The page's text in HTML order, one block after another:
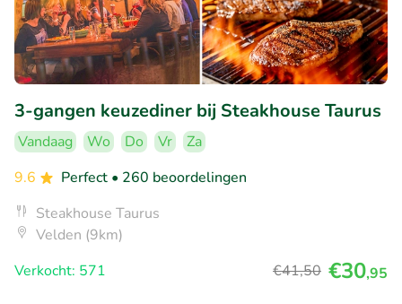
3-gangen keuzediner bij Steakhouse Taurus
Vandaag Wo Do Vr
Za
9.6
Perfect • 260 beoordelingen
Steakhouse Taurus
Velden (9km)
Verkocht: 571
€41,50 €30,95